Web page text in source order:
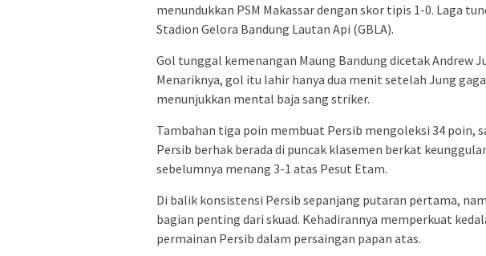
menundukkan PSM Makassar dengan skor tipis 1-0. Laga
Stadion Gelora Bandung Lautan Api (GBLA).
Gol tunggal kemenangan Maung Bandung dicetak Andrew
Menariknya, gol itu lahir hanya dua menit setelah Jung
menunjukkan mental baja sang striker.
Tambahan tiga poin membuat Persib mengoleksi 34 poin,
Persib berhak berada di puncak klasemen berkat
sebelumnya menang 3-1 atas Pesut Etam.
Di balik konsistensi Persib sepanjang putaran pertama,
bagian penting dari skuad. Kehadirannya memperkuat
permainan Persib dalam persaingan papan atas.